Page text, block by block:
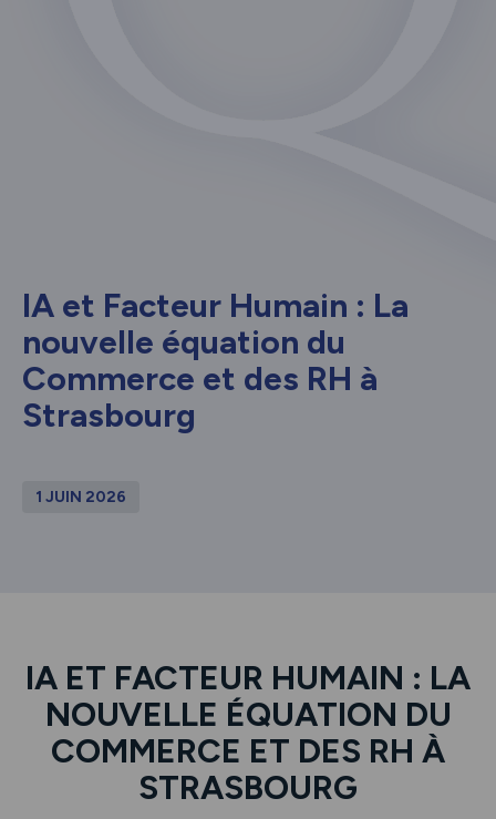
IA et Facteur Humain : La
nouvelle équation du
Commerce et des RH à
Strasbourg
1 JUIN 2026
IA ET FACTEUR HUMAIN : LA
NOUVELLE ÉQUATION DU
COMMERCE ET DES RH À
STRASBOURG